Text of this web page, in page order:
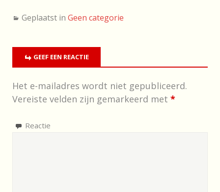
Geplaatst in Geen categorie
GEEF EEN REACTIE
Het e-mailadres wordt niet gepubliceerd.
Vereiste velden zijn gemarkeerd met *
Reactie